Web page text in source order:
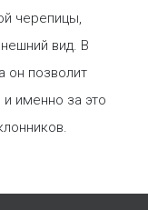
черепицы,
вид. В
он позволит
именно за это